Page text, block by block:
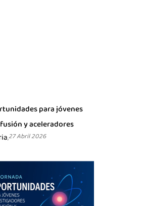
para jóvenes
y aceleradores
,27 Abril 2026